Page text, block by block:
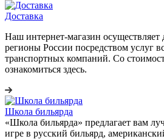
Доставка
Наш интернет-магазин осуществляет
регионы России посредством услуг
транспортных компаний. Со
ознакомиться здесь.
Школа бильярда
«Школа бильярда» предлагает вам
игре в русский бильярд,